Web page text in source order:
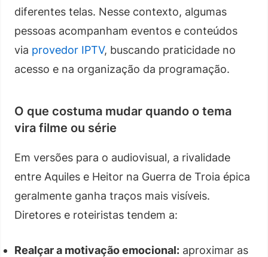
diferentes telas. Nesse contexto, algumas
pessoas acompanham eventos e conteúdos
via provedor IPTV, buscando praticidade no
acesso e na organização da programação.
O que costuma mudar quando o tema
vira filme ou série
Em versões para o audiovisual, a rivalidade
entre Aquiles e Heitor na Guerra de Troia épica
geralmente ganha traços mais visíveis.
Diretores e roteiristas tendem a:
Realçar a motivação emocional: aproximar as